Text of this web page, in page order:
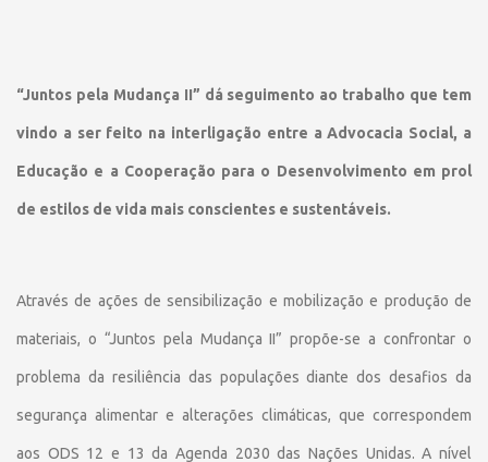
“Juntos pela Mudança II” dá seguimento ao trabalho que tem
vindo a ser feito na interligação entre a Advocacia Social, a
Educação e a Cooperação para o Desenvolvimento em prol
de estilos de vida mais conscientes e sustentáveis.
Através de ações de sensibilização e mobilização e produção de
materiais, o “Juntos pela Mudança II” propõe-se a confrontar o
problema da resiliência das populações diante dos desafios da
segurança alimentar e alterações climáticas, que correspondem
aos ODS 12 e 13 da Agenda 2030 das Nações Unidas. A nível